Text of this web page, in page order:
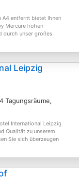
A4 entfernt bietet Ihnen
Mercure hohen
durch unser großes
Leipzig
Tagungsräume,
International Leipzig
Qualität zu unserem
Sie sich überzeugen